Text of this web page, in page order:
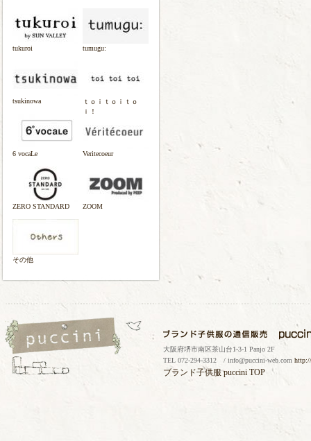
tukuroi tumugu:
tsukinowa
ｔｏｉｔｏｉｔｏ
ｉ！
6 vocaLe Veritecoeur
ZERO STANDARD ZOOM
その他
大阪府堺市南区茶山台1-3-1 Panjo 2F
TEL 072-294-3312 / info@puccini-web.com
ブランド子供服puccini TOP